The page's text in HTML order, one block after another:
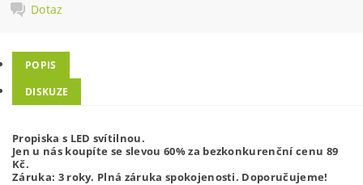
Dotaz
POPIS
DISKUZE
Propiska s LED svítilnou.
Jen u nás koupíte se slevou 60% za bezkonkurenční cenu 89
Kč.
Záruka: 3 roky. Plná záruka spokojenosti. Doporučujeme!